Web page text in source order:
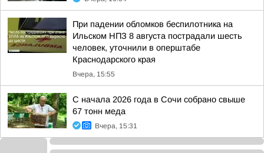
При падении обломков беспилотника на
Ильском НПЗ 8 августа пострадали шесть
человек, уточнили в оперштабе
Краснодарского края
Вчера, 15:55
С начала 2026 года в Сочи собрано свыше
67 тонн меда
Вчера, 15:31